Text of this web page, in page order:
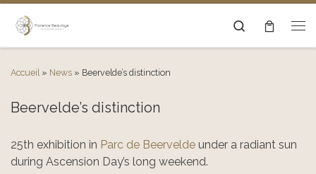
Passer au contenu Search
Accueil » News » Beervelde’s distinction
Beervelde’s distinction
25th exhibition in Parc de Beervelde under a radiant sun
during Ascension Day’s long weekend.